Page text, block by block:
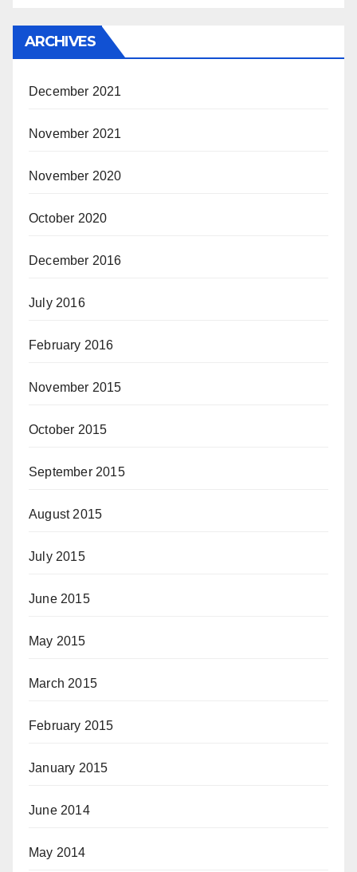
ARCHIVES
December 2021
November 2021
November 2020
October 2020
December 2016
July 2016
February 2016
November 2015
October 2015
September 2015
August 2015
July 2015
June 2015
May 2015
March 2015
February 2015
January 2015
June 2014
May 2014